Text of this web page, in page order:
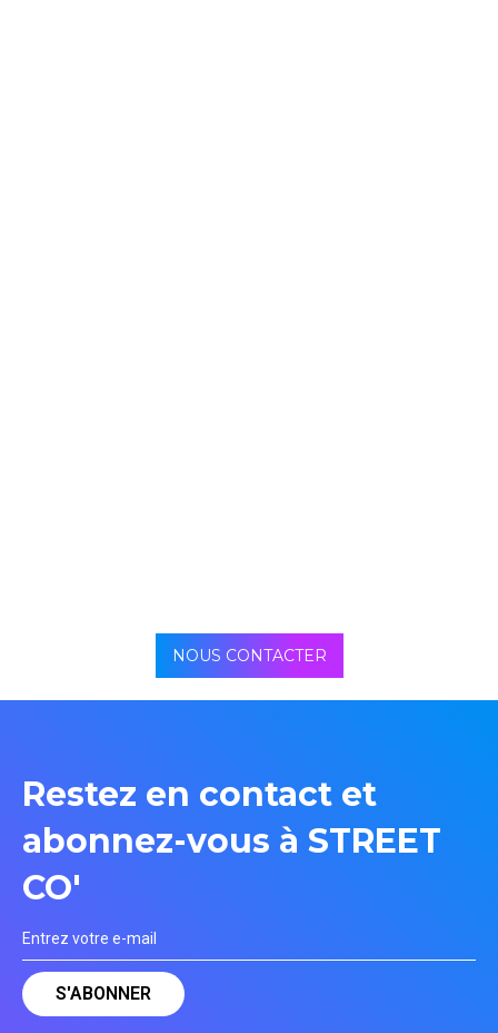
NOUS CONTACTER
Restez en contact et
abonnez-vous à STREET
CO'